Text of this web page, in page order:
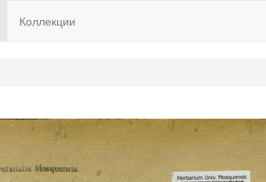
Коллекции